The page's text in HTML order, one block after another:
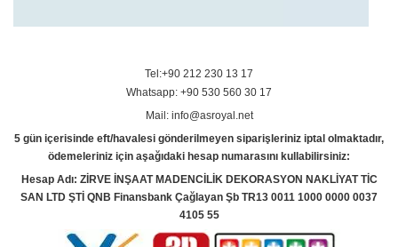
Tel:+90 212 230 13 17
Whatsapp: +90 530 560 30 17
Mail: info@asroyal.net
5 gün içerisinde eft/havalesi gönderilmeyen siparişleriniz iptal olmaktadır,
ödemeleriniz için aşağıdaki hesap numarasını kullabilirsiniz:
Hesap Adı: ZİRVE İNŞAAT MADENCİLİK DEKORASYON NAKLİYAT TİC
SAN LTD ŞTİ QNB Finansbank Çağlayan Şb TR13 0011 1000 0000 0037
4105 55